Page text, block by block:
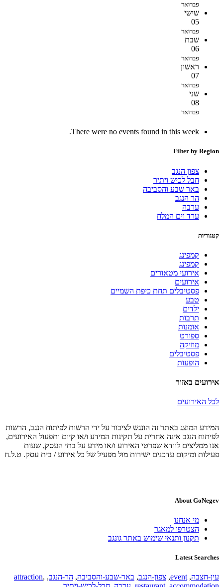
פברואר
שישי
05
פברואר
שבת
06
פברואר
ראשון
07
פברואר
שני
08
פברואר
There were no events found in this week.
Filter by Region
צפון הנגב
חבל לכיש ויתיר
באר שבע והסביבה
הר הנגב
ערבה
ערד וים המלח
קטגוריות
קמפינג
קמפינג
אירועי מטאורים
אירועים
פסטיבלים תחת כיפת השמיים
טבע
ילדים
תרבות
אומנות
ספורט
מוזיקה
פסטיבלים
הופעות
אירועים באזור
לכל האירועים
המידע המוצג באתר זה הונגש לציבור על ידי הרשות לפיתוח הנגב, הרשות
לפיתוח הנגב אינה אחרית על תקינות המידע ו/או קיום ותפעול האירועים,
אנו ממליצים לוודא שפרטי האירוע ו/או מידע על בתי העסק, שעות
פעילות ומיקום עדכנים ישירות מול מפעיל של כל אירוע / בית עסק. ט.ל.ח
About GoNegev
מי אנחנו
הצטרפו למאגר
תקנון ותנאי שימוש באתר גונגב
Latest Searches
עין-חצבה,
event
, צפון-הנגב, באר-שבע-והסביבה, הר-הנגב,
attraction,